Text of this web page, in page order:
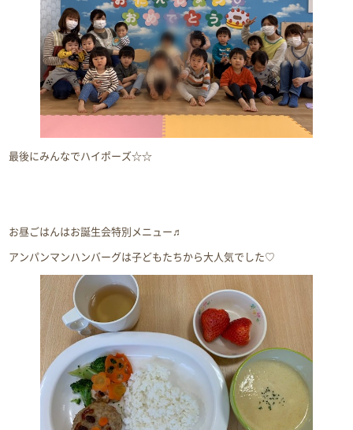
最後にみんなでハイポーズ☆☆
お昼ごはんはお誕生会特別メニュー♬
アンパンマンハンバーグは子どもたちから大人気でした♡